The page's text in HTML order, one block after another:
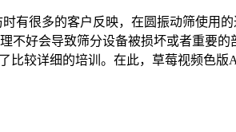
有很多的客户反映，在圆振动筛使用
好会导致筛分设备被损坏或者重要
较详细的培训。在此，草莓视频色